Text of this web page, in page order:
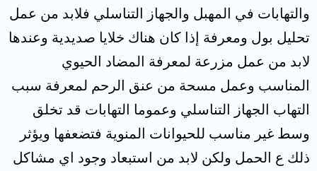
والتهابات في المهبل والجهاز التناسلي فلابد من عمل
تحليل بول ومعرفة إذا كان هناك خلايا صديدية وعندها
لابد من عمل مزرعة لمعرفة المضاد الحيوي
المناسب وعمل مسحة من عنق الرحم لمعرفة سبب
التهاب الجهاز التناسلي وعموما التهابات قد تخلق
وسط غير مناسب للحيوانات المنوية فتضعفها ويؤثر
ذلك ع الحمل ولكن لابد من استبعاد وجود اي مشاكل